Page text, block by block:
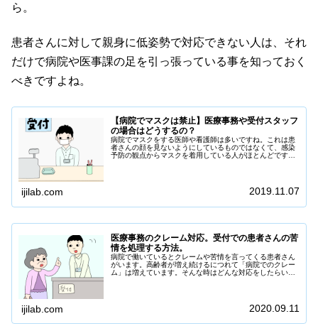
ら。
患者さんに対して親身に低姿勢で対応できない人は、それ
だけで病院や医事課の足を引っ張っている事を知っておく
べきですよね。
【病院でマスクは禁止】医療事務や受付スタッフ
の場合はどうするの？
病院でマスクをする医師や看護師は多いですね。これは患
者さんの顔を見ないようにしているものではなくて、感染
予防の観点からマスクを着用している人がほとんどです。
ijilab.com 2019.11.07
医療事務のクレーム対応。受付での患者さんの苦
情を処理する方法。
病院で働いているとクレームや苦情を言ってくる患者さん
がいます。高齢者が増え続けるにつれて「病院でのクレー
ム」は増えています。そんな時はどんな対応をしたらい
ijilab.com 2020.09.11